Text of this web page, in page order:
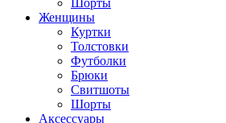
Шорты
Женщины
Куртки
Толстовки
Футболки
Брюки
Свитшоты
Шорты
Аксессуары